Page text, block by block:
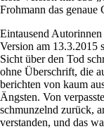
Frohmann das genaue
Eintausend
Version am 13.3.2015
Sicht über den Tod
ohne Überschrift, die
berichten von kaum
Ängsten. Von
schmunzelnd zurück,
verstanden, und das